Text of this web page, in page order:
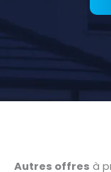
Autres offres à